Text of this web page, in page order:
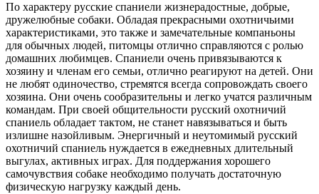
По характеру русские спаниели жизнерадостные, добрые,
дружелюбные собаки. Обладая прекрасными охотничьими
характеристиками, это также и замечательные компаньоны
для обычных людей, питомцы отлично справляются с ролью
домашних любимцев. Спаниели очень привязываются к
хозяину и членам его семьи, отлично реагируют на детей. Они
не любят одиночество, стремятся всегда сопровождать своего
хозяина. Они очень сообразительны и легко учатся различным
командам. При своей общительности русский охотничий
спаниель обладает тактом, не станет навязываться и быть
излишне назойливым. Энергичный и неутомимый русский
охотничий спаниель нуждается в ежедневных длительный
выгулах, активных играх. Для поддержания хорошего
самочувствия собаке необходимо получать достаточную
физическую нагрузку каждый день.